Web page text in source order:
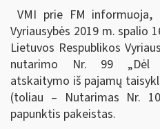
VMI prie FM informuoja,
Vyriausybės 2019 m. spalio
Lietuvos Respublikos
nutarimo Nr. 99 „Dėl
atskaitymo iš pajamų
(toliau – Nutarimas Nr.
papunktis pakeistas.